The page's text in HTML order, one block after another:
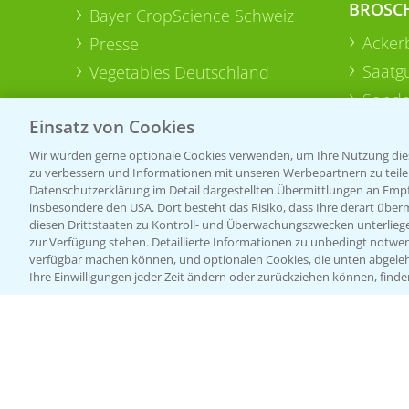
Bayer CropScience Schweiz
Presse
Vegetables Deutschland
Einsatz von Cookies
Wir würden gerne optionale Cookies verwenden, um Ihre Nutzung
zu verbessern und Informationen mit unseren Werbepartnern zu
Datenschutzerklärung im Detail dargestellten Übermittlungen an
insbesondere den USA. Dort besteht das Risiko, dass Ihre derart
diesen Drittstaaten zu Kontroll- und Überwachungszwecken
zur Verfügung stehen. Detaillierte Informationen zu unbedingt
verfügbar machen können, und optionalen Cookies, die unten
Ihre Einwilligungen jeder Zeit ändern oder zurückziehen können,